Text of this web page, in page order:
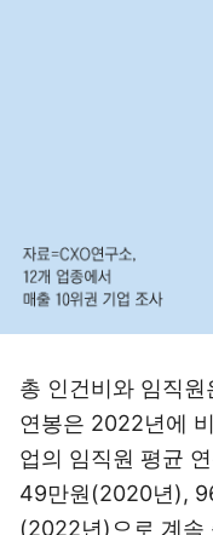
총 인건비와 임직
연봉은 2022년에
업의 임직원 평균
49만원(2020년),
(2022년)으로 계속